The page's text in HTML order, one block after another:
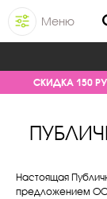
Меню
СКИДКА 150
Настоящая
предложением